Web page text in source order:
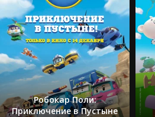
Робокар Поли:
Приключение в Пустыне